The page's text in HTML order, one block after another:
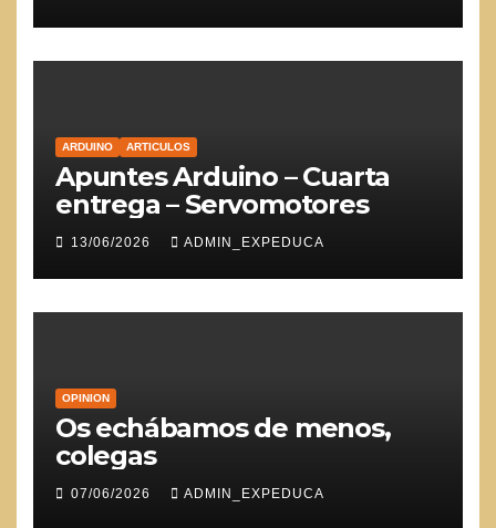
ARDUINO ARTICULOS
Apuntes Arduino – Cuarta
entrega – Servomotores
13/06/2026 ADMIN_EXPEDUCA
OPINION
Os echábamos de menos,
colegas
07/06/2026 ADMIN_EXPEDUCA